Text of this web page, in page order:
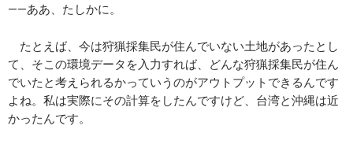
――ああ、たしかに。
たとえば、今は狩猟採集民が住んでいない土地があったとし
て、そこの環境データを入力すれば、どんな狩猟採集民が住ん
でいたと考えられるかっていうのがアウトプットできるんです
よね。私は実際にその計算をしたんですけど、台湾と沖縄は近
かったんです。